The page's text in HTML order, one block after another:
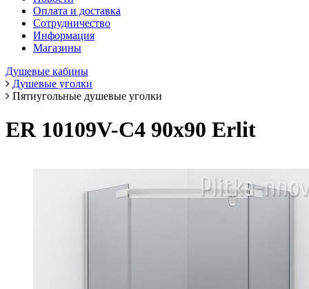
Оплата и доставка
Сотрудничество
Информация
Магазины
Душевые кабины
Душевые уголки
Пятиугольные душевые уголки
ER 10109V-C4 90x90 Erlit